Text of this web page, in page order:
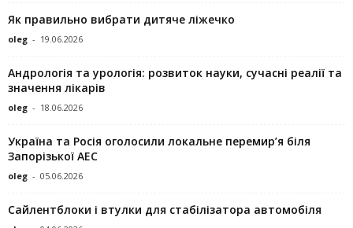
Як правильно вибрати дитяче ліжечко
oleg - 19.06.2026
Андрологія та урологія: розвиток науки, сучасні реалії та
значення лікарів
oleg - 18.06.2026
Україна та Росія оголосили локальне перемир’я біля
Запорізької АЕС
oleg - 05.06.2026
Сайлентблоки і втулки для стабілізатора автомобіля